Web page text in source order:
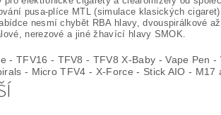
pusa-plíce MTL (simulace klasických
nesmí chybět RBA hlavy, dvouspirálkové
nerezové a jiné žhavící hlavy SMOK.
- TFV16 - TFV8 - TFV8 X-Baby - Vape Pen
- Micro TFV4 - X-Force - Stick AIO - M17